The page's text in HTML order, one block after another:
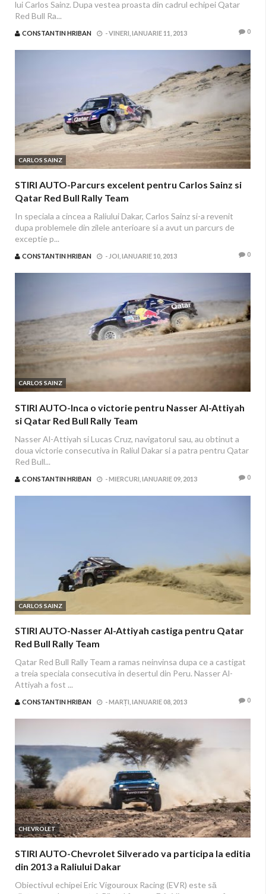
lui Carlos Sainz. Dupa vestea proasta din cadrul echipei Qatar
Red Bull Ra...
CONSTANTIN HRIBAN -VINERI, IANUARIE 11, 2013 0
CARLOS SAINZ
STIRI AUTO-Parcurs excelent pentru Carlos Sainz si
Qatar Red Bull Rally Team
In speciala a cincea a Raliului Dakar, Carlos Sainz si-a revenit
dupa problemele din zilele anterioare si a avut un parcurs de
exceptie p...
CONSTANTIN HRIBAN - JOI, IANUARIE 10, 2013 0
CARLOS SAINZ
STIRI AUTO-Inca o victorie pentru Nasser Al-Attiyah
si Qatar Red Bull Rally Team
Nasser Al-Attiyah si Lucas Cruz, navigatorul sau, au obtinut a
doua victorie consecutiva in Raliul Dakar si a patra pentru Qatar
Red Bull...
CONSTANTIN HRIBAN -MIERCURI, IANUARIE 09, 2013 0
CARLOS SAINZ
STIRI AUTO-Nasser Al-Attiyah castiga pentru Qatar
Red Bull Rally Team
Qatar Red Bull Rally Team a ramas neinvinsa dupa ce a castigat
a treia speciala consecutiva in desertul din Peru. Nasser Al-
Attiyah a fost ...
CONSTANTIN HRIBAN -MARȚI, IANUARIE 08, 2013 0
CHEVROLET
STIRI AUTO-Chevrolet Silverado va participa la editia
din 2013 a Raliului Dakar
Obiectivul echipei Eric Vigouroux Racing (EVR) este să